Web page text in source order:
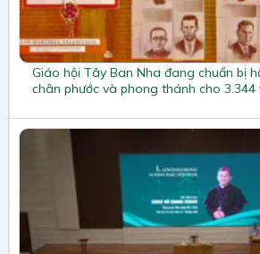
Giáo hội Tây Ban Nha đang chuẩn bị
chân phước và phong thánh cho 3.344